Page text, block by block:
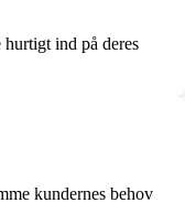
ind på deres
kundernes behov